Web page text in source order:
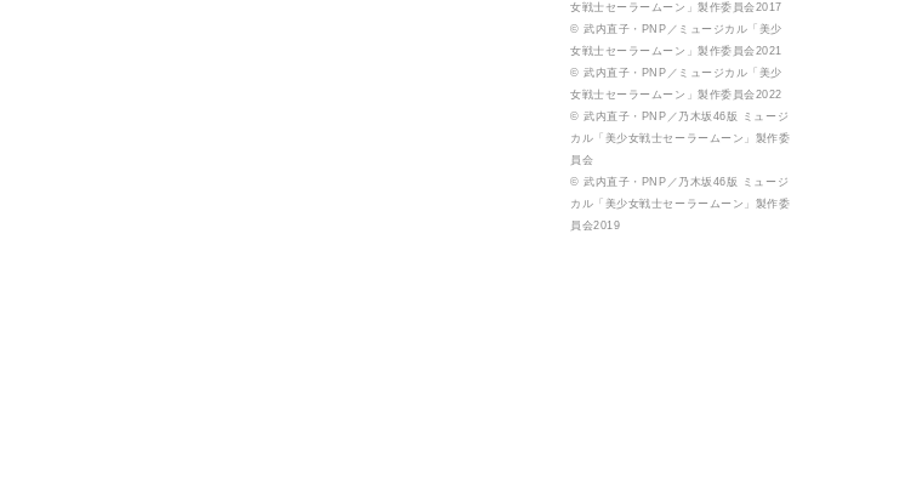
女戦士セーラームーン」製作委員会2017
© 武内直子・PNP／ミュージカル「美少
女戦士セーラームーン」製作委員会2021
© 武内直子・PNP／ミュージカル「美少
女戦士セーラームーン」製作委員会2022
© 武内直子・PNP／乃木坂46版 ミュージ
カル「美少女戦士セーラームーン」製作委
員会
© 武内直子・PNP／乃木坂46版 ミュージ
カル「美少女戦士セーラームーン」製作委
員会2019